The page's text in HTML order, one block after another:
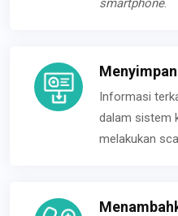
smartphone.
Informasi
dalam sistem
melakukan